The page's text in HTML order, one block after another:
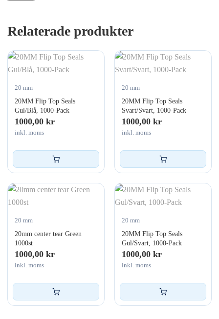
Relaterade produkter
20 mm
20MM Flip Top Seals
Gul/Blå, 1000-Pack
1000,00 kr
inkl. moms
20 mm
20MM Flip Top Seals
Svart/Svart, 1000-Pack
1000,00 kr
inkl. moms
20 mm
20mm center tear Green
1000st
1000,00 kr
inkl. moms
20 mm
20MM Flip Top Seals
Gul/Svart, 1000-Pack
1000,00 kr
inkl. moms